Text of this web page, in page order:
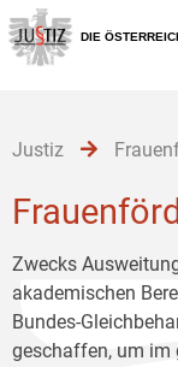
Zur
Hauptnavigation
[1]
Zum
Inhalt
[2]
Zum
Untermenü
[3]
DIE
Justiz
Zwecks
akademischen
Bundes-
geschaffen, um im